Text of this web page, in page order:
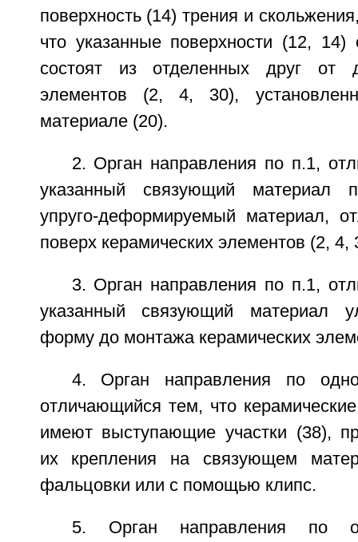
поверхность (14) трения и
что указанные поверхности (12, 14)
состоят из отделенных друг от
элементов (2, 4, 30),
материале (20).
2. Орган направления по п.1,
указанный связующий материал
упруго-деформируемый материал,
поверх керамических элементов (2, 4,
3. Орган направления по п.1,
указанный связующий материал
форму до монтажа керамических
4. Орган направления по
отличающийся тем, что
имеют выступающие участки (38),
их крепления на связующем
фальцовки или с помощью клипс.
5. Орган направления по